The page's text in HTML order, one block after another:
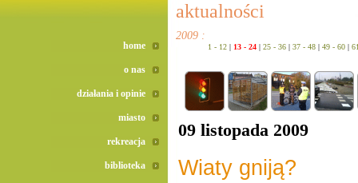
aktualności
2009 :
1 - 12 | 13 - 24 | 25 - 36 | 37 - 48 | 49 - 60 |
09 listopada 2009
Wiaty gniją?
home
o nas
działania i opinie
miasto
rekreacja
biblioteka